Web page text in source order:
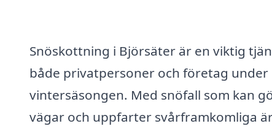
Snöskottning i Björsäter är en viktig
både privatpersoner och företag under
vintersäsongen. Med snöfall som kan
vägar och uppfarter svårframkomliga